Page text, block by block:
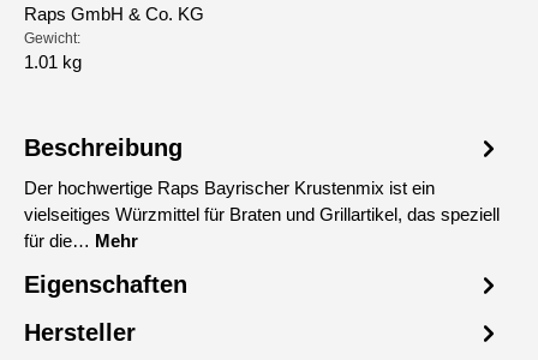
Raps GmbH & Co. KG
Gewicht:
1.01 kg
Beschreibung
Der hochwertige Raps Bayrischer Krustenmix ist ein
vielseitiges Würzmittel für Braten und Grillartikel, das speziell
für die… Mehr
Eigenschaften
Hersteller